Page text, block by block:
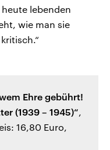
lebenden
wie man sie
Ehre gebührt!
(1939 – 1945)“,
16,80 Euro,